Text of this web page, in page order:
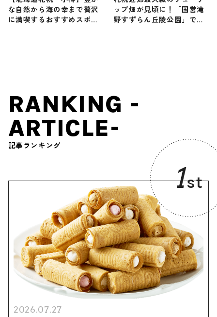
な自然から海の幸まで贅沢
に満喫するおすすめスポッ
ップ畑が見頃に！「国営滝
野すずらん丘陵公園」で約
RANKING -
ARTICLE-
記事ランキング
1st
2026.07.27